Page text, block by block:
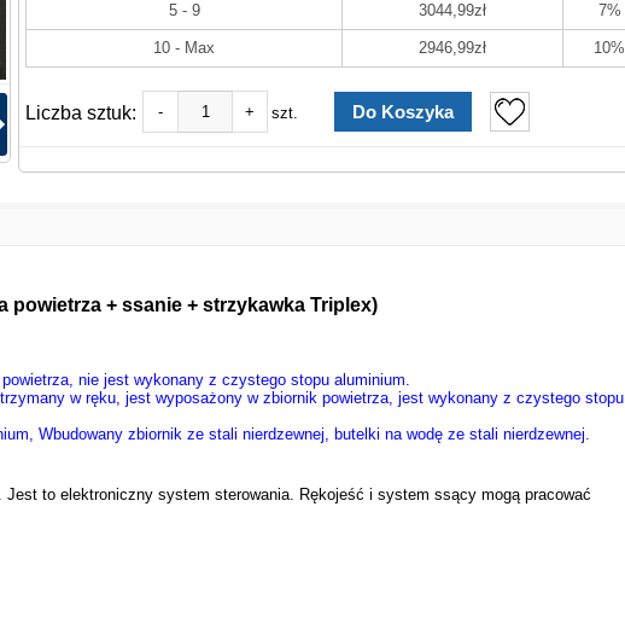
5 - 9 3044,99zł 7%
10 - Max 2946,99zł 10%
Liczba sztuk: - + szt.
+ ssanie + strzykawka Triplex)
nie jest wykonany z czystego stopu aluminium.
w ręku, jest wyposażony w zbiornik powietrza, jest wykonany z czystego stopu
Wbudowany zbiornik ze stali nierdzewnej, butelki na wodę ze stali nierdzewnej.
to elektroniczny system sterowania. Rękojeść i system ssący mogą pracować